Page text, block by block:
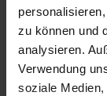
zu können und
analysieren.
Verwendung
soziale
Add to
Delivery cost